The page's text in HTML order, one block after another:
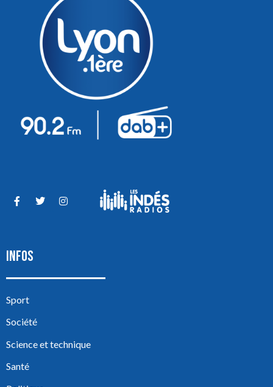
INFOS
Sport
Société
Science et technique
Santé